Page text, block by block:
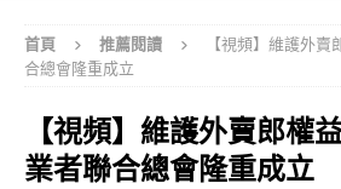
首頁 推薦閱讀
【視頻】維護外
合總會隆重成立
【視頻】維護外賣郎權
業者聯合總會隆重成立